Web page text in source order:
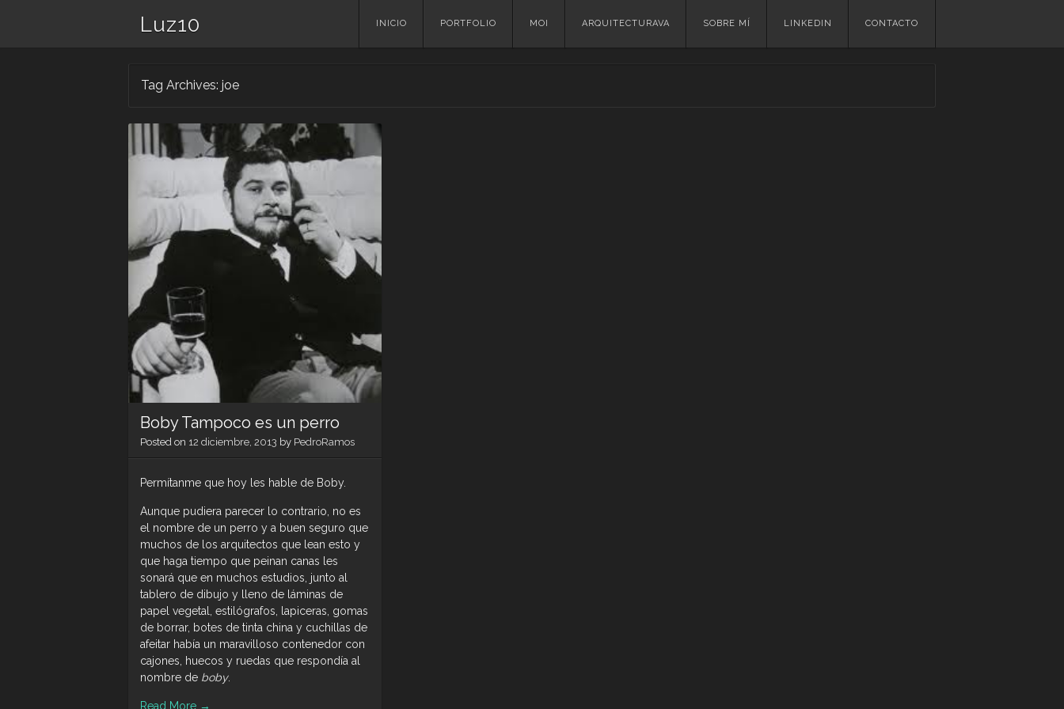
Luz10
Skip
INICIO PORTFOLIO MOI ARQUITECTURAVA SOBRE MÍ LINKEDIN CONTACTO
Tag Archives: joe
Boby Tampoco es un perro
Posted on 12 diciembre, 2013 by PedroRamos
Permítanme que hoy les hable de Boby.
Aunque pudiera parecer lo contrario, no es
el nombre de un perro y a buen seguro que
muchos de los arquitectos que lean esto y
que haga tiempo que peinan canas les
sonará que en muchos estudios, junto al
tablero de dibujo y lleno de láminas de
papel vegetal, estilógrafos, lapiceras, gomas
de borrar, botes de tinta china y cuchillas de
afeitar había un maravilloso contenedor con
cajones, huecos y ruedas que respondía al
nombre de boby.
Read More →